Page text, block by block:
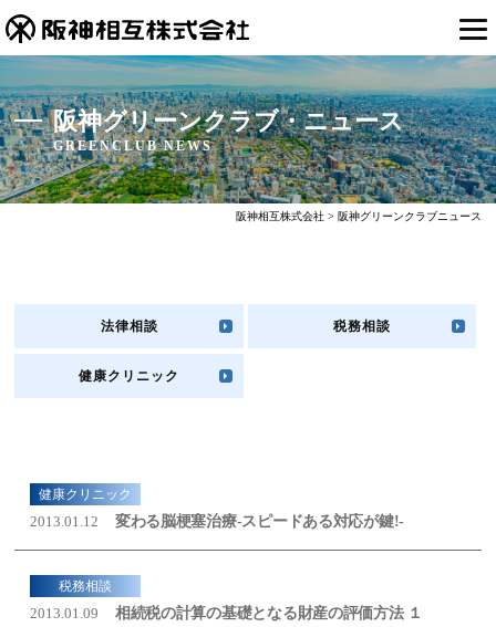
阪神グリーンクラブ・ニュース
GREENCLUB NEWS
阪神相互株式会社> 阪神グリーンクラブニュース
法律相談 税務相談
健康クリニック
健康クリニック
2013.01.12 変わる脳梗塞治療-スピードある対応が鍵!-
税務相談
2013.01.09 相続税の計算の基礎となる財産の評価方法 １